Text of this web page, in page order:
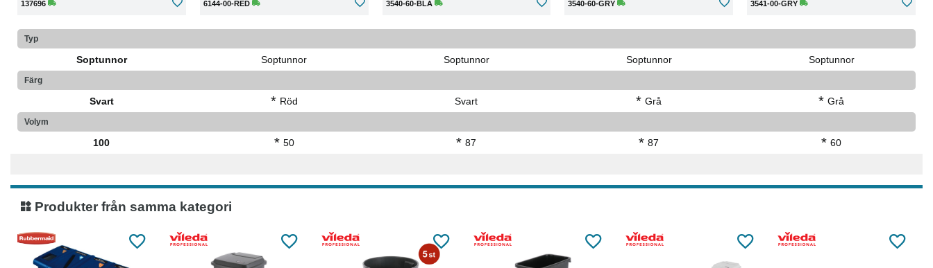
137696 6144-00-RED 3540-60-BLA 3540-60-GRY 3541-00-GRY
Typ
Soptunnor Soptunnor Soptunnor Soptunnor Soptunnor
Färg
Svart * Röd Svart * Grå * Grå
Volym
100 * 50 * 87 * 87 * 60
Produkter från samma kategori